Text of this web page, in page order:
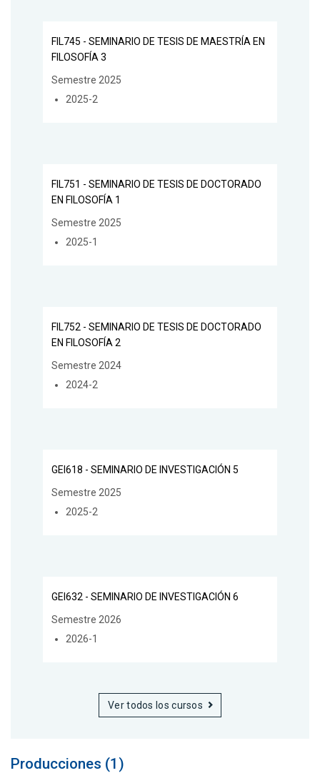
FIL745 - SEMINARIO DE TESIS DE MAESTRÍA EN
FILOSOFÍA 3
Semestre 2025
2025-2
FIL751 - SEMINARIO DE TESIS DE DOCTORADO
EN FILOSOFÍA 1
Semestre 2025
2025-1
FIL752 - SEMINARIO DE TESIS DE DOCTORADO
EN FILOSOFÍA 2
Semestre 2024
2024-2
GEI618 - SEMINARIO DE INVESTIGACIÓN 5
Semestre 2025
2025-2
GEI632 - SEMINARIO DE INVESTIGACIÓN 6
Semestre 2026
2026-1
Ver todos los cursos
Producciones (1)